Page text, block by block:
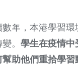
年，本港學習環
。 學生在疫情
助他們重拾學